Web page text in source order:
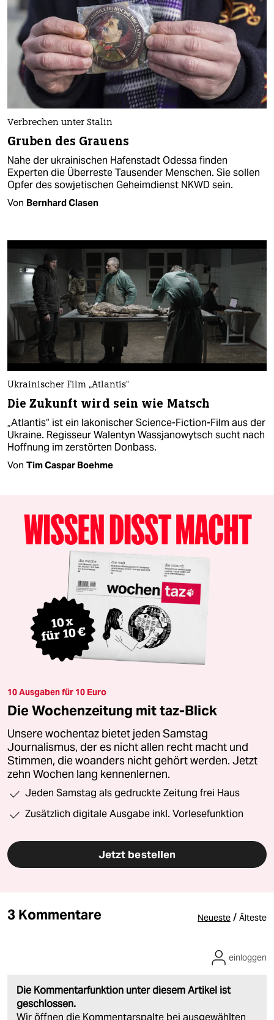
Verbrechen unter Stalin
Gruben des Grauens
Nahe der ukrainischen Hafenstadt Odessa finden
Experten die Überreste Tausender Menschen. Sie sollen
Opfer des sowjetischen Geheimdienst NKWD sein.
Von Bernhard Clasen
Ukrainischer Film „Atlantis“
Die Zukunft wird sein wie Matsch
„Atlantis“ ist ein lakonischer Science-Fiction-Film aus der
Ukraine. Regisseur Walentyn Wassjanowytsch sucht nach
Hoffnung im zerstörten Donbass.
Von Tim Caspar Boehme
10 Ausgaben für 10 Euro
Die Wochenzeitung mit taz-Blick
Unsere wochentaz bietet jeden Samstag
Journalismus, der es nicht allen recht macht und
Stimmen, die woanders nicht gehört werden. Jetzt
zehn Wochen lang kennenlernen.
Jeden Samstag als gedruckte Zeitung frei Haus
Zusätzlich digitale Ausgabe inkl. Vorlesefunktion
Jetzt bestellen
3 Kommentare Neueste / Älteste
Die Kommentarfunktion unter diesem Artikel ist
geschlossen.
Wir öffnen die Kommentarspalte bei ausgewählten
einloggen